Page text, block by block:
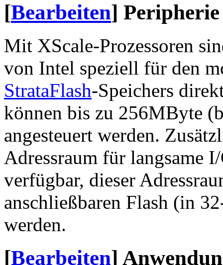
[Bearbeiten] Peripherie
Mit XScale-Prozessoren
von Intel speziell für den
StrataFlash-Speichers
können bis zu 256MByte
angesteuert werden.
Adressraum für langsame
verfügbar, dieser
anschließbaren Flash (in
werden.
[Bearbeiten]